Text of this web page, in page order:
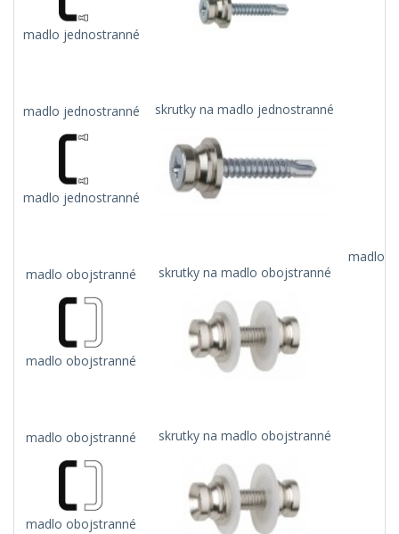
madlo jednostranné
madlo jednostranné
madlo jednostranné
skrutky na madlo jednostranné
madlo obojstranné
madlo obojstranné
skrutky na madlo obojstranné
madlo
madlo obojstranné
madlo obojstranné
skrutky na madlo obojstranné